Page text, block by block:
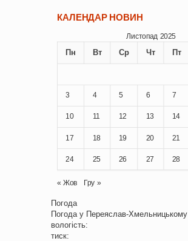
КАЛЕНДАР НОВИН
Листопад 2025
Пн Вт Ср Чт Пт
3 4 5 6 7
10 11 12 13 14
17 18 19 20 21
24 25 26 27 28
« Жов Гру »
Погода
Погода у Переяслав-Хмельницькому
вологість:
тиск: